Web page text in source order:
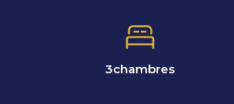
3chambres